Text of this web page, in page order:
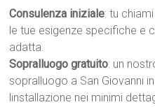
Consulenza iniziale: tu
le tue esigenze specifiche e
adatta.
Sopralluogo gratuito: un
sopralluogo a San Giovanni
linstallazione nei minimi